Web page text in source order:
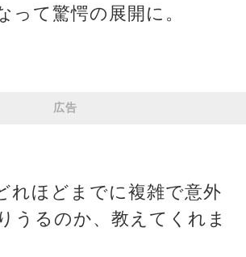
って驚愕の展開に。
広告
れほどまでに複雑で意外
うるのか、教えてくれま